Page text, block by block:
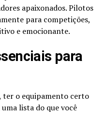
apaixonados. Pilotos
para competições,
e emocionante.
para
ter o equipamento certo
lista do que você